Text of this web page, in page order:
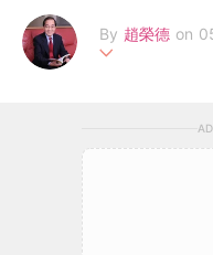
By 趙榮德 on
有専欄刊豋在各大報章雜
《2020小學升學一本通》